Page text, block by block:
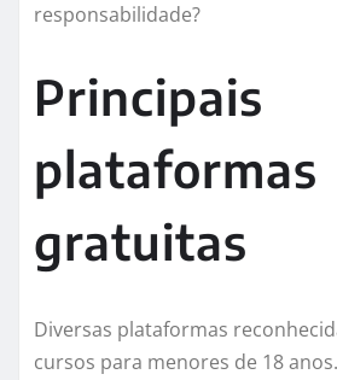
responsabilidade?
Principais
plataformas
gratuitas
Diversas plataformas
cursos para menores de 18